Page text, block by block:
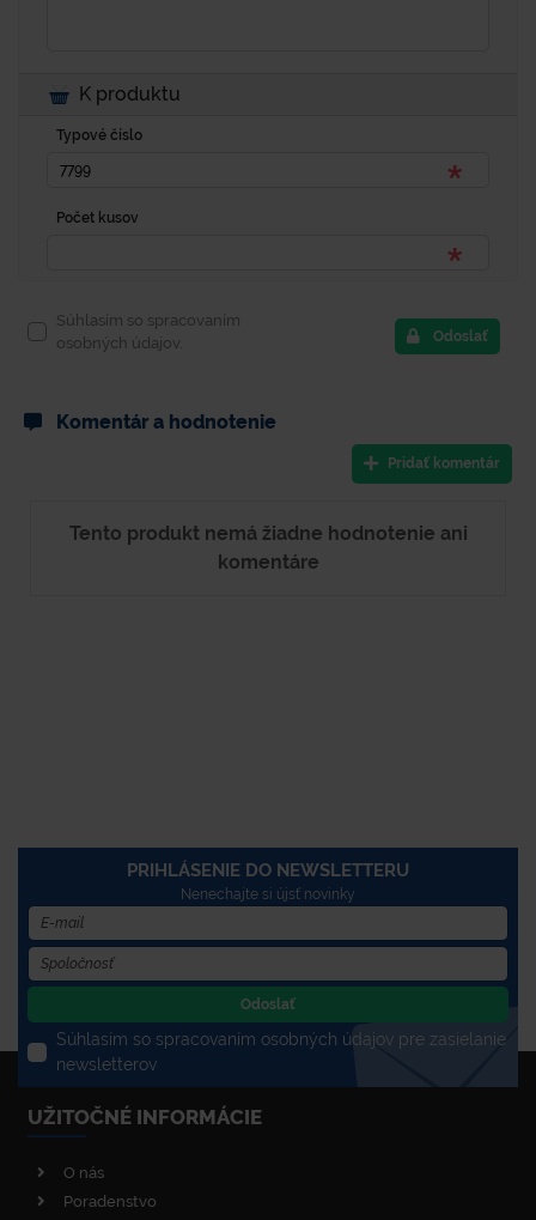
K produktu
Typové číslo
Počet kusov
Súhlasím so spracovaním
osobných údajov.
Odoslať
Komentár a hodnotenie
Pridať komentár
Tento produkt nemá žiadne hodnotenie ani
komentáre
PRIHLÁSENIE DO NEWSLETTERU
Nenechajte si újsť novinky
Odoslať
Súhlasím so spracovaním osobných údajov pre zasielanie
newsletterov
UŽITOČNÉ INFORMÁCIE
O nás
Poradenstvo